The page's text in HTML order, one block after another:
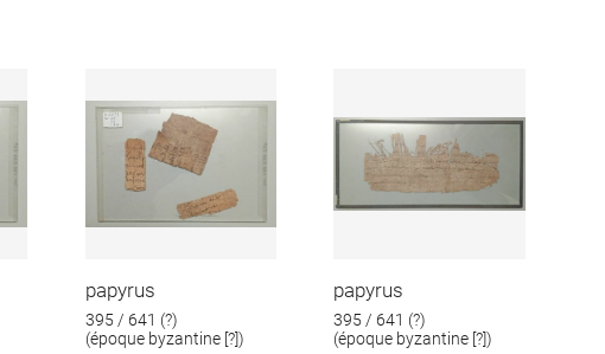
papyrus
395 / 641 (?)
(époque byzantine [?])
papyrus
395 / 641 (?)
(époque byzantine [?])